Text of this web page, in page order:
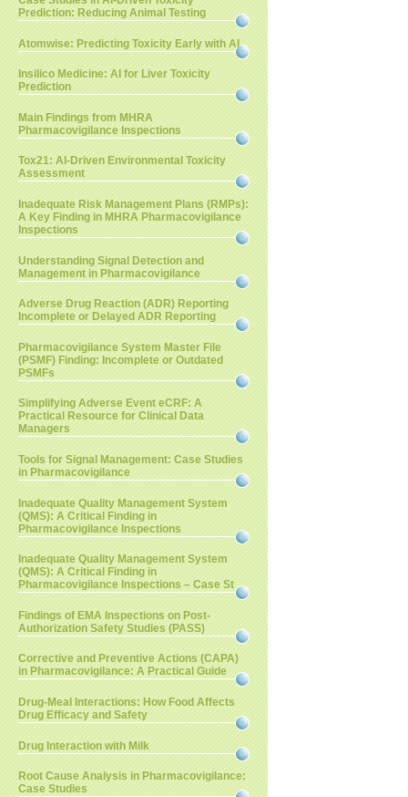
Prediction: Reducing Animal Testing
Atomwise: Predicting Toxicity Early with AI
Insilico Medicine: AI for Liver Toxicity
Prediction
Main Findings from MHRA
Pharmacovigilance Inspections
Tox21: AI-Driven Environmental Toxicity
Assessment
Inadequate Risk Management Plans (RMPs):
A Key Finding in MHRA Pharmacovigilance
Inspections
Understanding Signal Detection and
Management in Pharmacovigilance
Adverse Drug Reaction (ADR) Reporting
Incomplete or Delayed ADR Reporting
Pharmacovigilance System Master File
(PSMF) Finding: Incomplete or Outdated
PSMFs
Simplifying Adverse Event eCRF: A
Practical Resource for Clinical Data
Managers
Tools for Signal Management: Case Studies
in Pharmacovigilance
Inadequate Quality Management System
(QMS): A Critical Finding in
Pharmacovigilance Inspections
Inadequate Quality Management System
(QMS): A Critical Finding in
Pharmacovigilance Inspections – Case St
Findings of EMA Inspections on Post-
Authorization Safety Studies (PASS)
Corrective and Preventive Actions (CAPA)
in Pharmacovigilance: A Practical Guide
Drug-Meal Interactions: How Food Affects
Drug Efficacy and Safety
Drug Interaction with Milk
Root Cause Analysis in Pharmacovigilance:
Case Studies